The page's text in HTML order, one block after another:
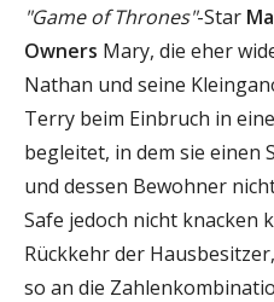
"Game of Thrones"-Star
Owners Mary, die eher
Nathan und seine
Terry beim Einbruch in
begleitet, in dem sie einen
und dessen Bewohner
Safe jedoch nicht knacken
Rückkehr der
so an die